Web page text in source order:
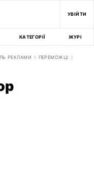
УВІЙТИ
КАТЕГОРІЇ ЖУРІ
РЕКЛАМИ
ПЕРЕМОЖЦІ